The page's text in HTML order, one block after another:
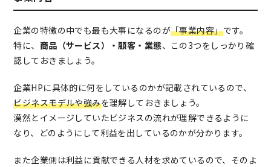
企業の特徴の中でも最も大事になるのが「事業内容」です。
特に、 商品（サービス）・顧客・業態、この3つをしっかり確
認しておきましょう。
企業HPに具体的に何をしているのかが記載されているので、
ビジネスモデルや強みを理解しておきましょう。
漠然とイメージしていたビジネスの流れが理解できるように
なり、どのようにして利益を出しているのかが分かります。
また企業側は利益に貢献できる人材を求めているので、そのよ